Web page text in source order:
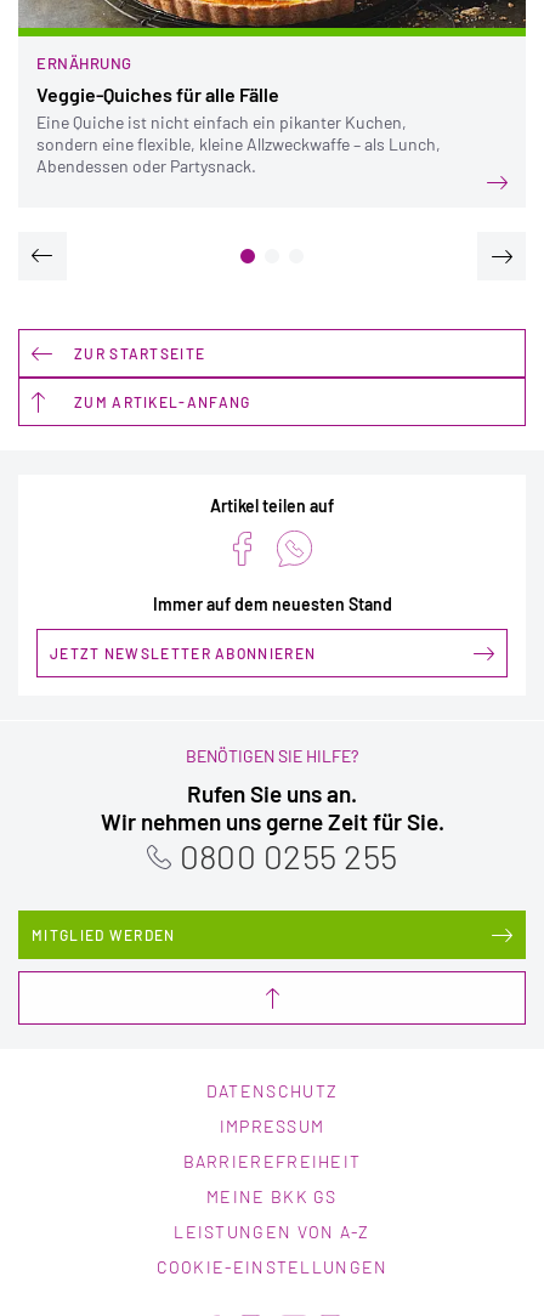
ERNÄHRUNG
Veggie-Quiches für alle Fälle
Eine Quiche ist nicht einfach ein pikanter Kuchen,
sondern eine flexible, kleine Allzweckwaffe – als Lunch,
Abendessen oder Partysnack.
ZUR STARTSEITE
ZUM ARTIKEL-ANFANG
Artikel teilen auf
Immer auf dem neuesten Stand
JETZT NEWSLETTER ABONNIEREN
BENÖTIGEN SIE HILFE?
Rufen Sie uns an.
Wir nehmen uns gerne Zeit für Sie.
0800 0255 255
MITGLIED WERDEN
DATENSCHUTZ
IMPRESSUM
BARRIEREFREIHEIT
MEINE BKK GS
LEISTUNGEN VON A-Z
COOKIE-EINSTELLUNGEN